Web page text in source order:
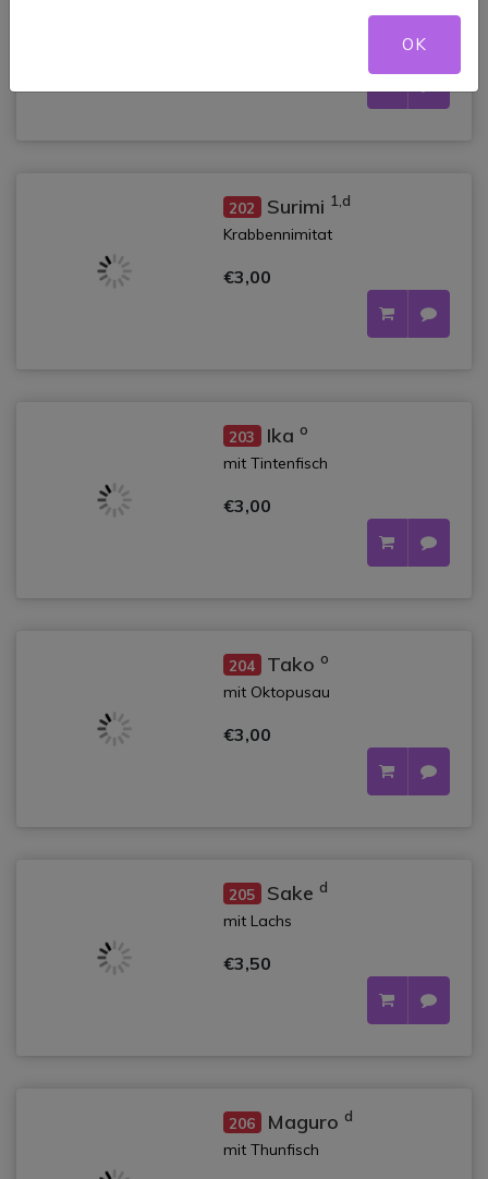
202 Surimi 1,d
Krabbennimitat
€3,00
203 Ika o
mit Tintenfisch
€3,00
204 Tako o
mit Oktopusau
€3,00
205 Sake d
mit Lachs
€3,50
206 Maguro d
mit Thunfisch
OK